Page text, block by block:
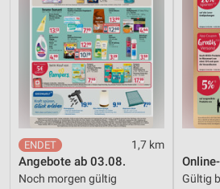
1,7 km
Angebote ab 03.08.
Noch morgen gültig Gültig